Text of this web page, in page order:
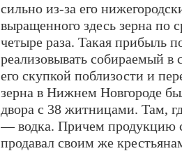
сильно из-за его
выращенного здесь зерна по
четыре раза. Такая прибыль
реализовывать собираемый в
его скупкой поблизости и
зерна в Нижнем Новгороде
двора с 38 житницами. Там,
— водка. Причем продукцию
продавал своим же